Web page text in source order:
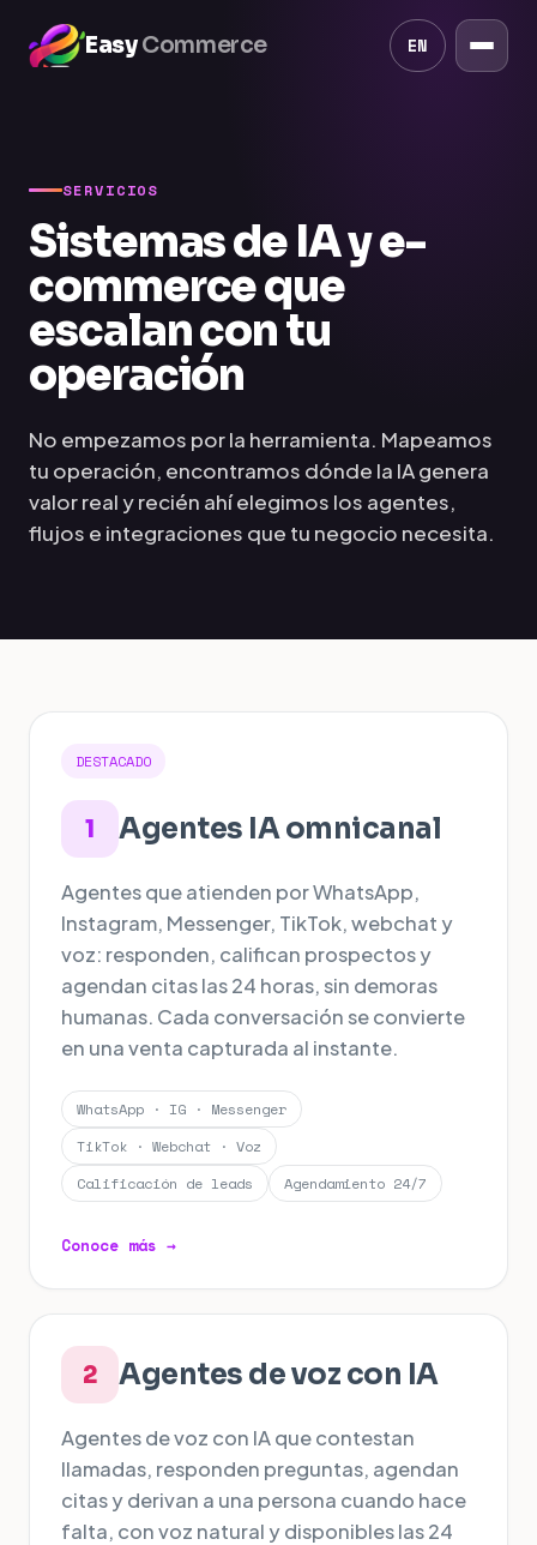
EasyCommerce EN
SERVICIOS
Sistemas de IA y e-
commerce que
escalan con tu
operación
No empezamos por la herramienta. Mapeamos
tu operación, encontramos dónde la IA genera
valor real y recién ahí elegimos los agentes,
flujos e integraciones que tu negocio necesita.
DESTACADO
1 Agentes IA omnicanal
Agentes que atienden por WhatsApp,
Instagram, Messenger, TikTok, webchat y
voz: responden, califican prospectos y
agendan citas las 24 horas, sin demoras
humanas. Cada conversación se convierte
en una venta capturada al instante.
WhatsApp · IG · Messenger
TikTok · Webchat · Voz
Calificación de leads
Agendamiento 24/7
Conoce más →
2 Agentes de voz con IA
Agentes de voz con IA que contestan
llamadas, responden preguntas, agendan
citas y derivan a una persona cuando hace
falta, con voz natural y disponibles las 24